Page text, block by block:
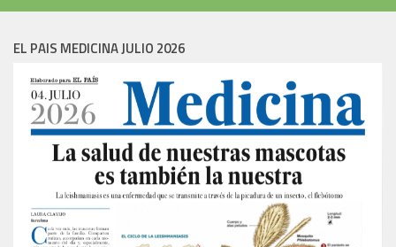
EL PAIS MEDICINA JULIO 2026